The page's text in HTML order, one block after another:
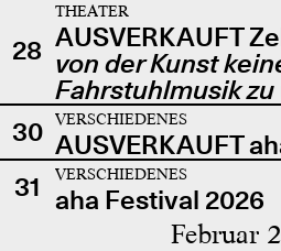
28
THEATER
AUSVERKAUFT
von der Kunst
Fahrstuhlmusik
30
VERSCHIEDENES
AUSVERKAUFT
31
VERSCHIEDENES
aha Festival 2026
Februar